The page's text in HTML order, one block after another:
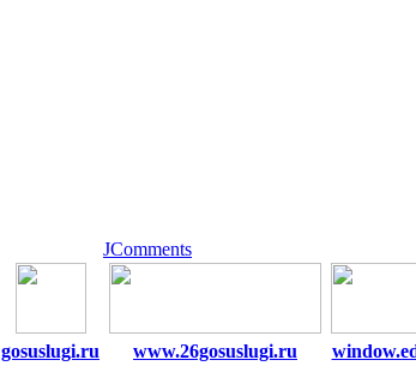
JComments
gosuslugi.ru www.26gosuslugi.ru